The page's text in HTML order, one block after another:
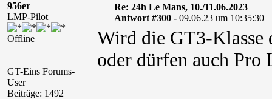
956er
LMP-Pilot
Offline
GT-Eins Forums-
User
Beiträge: 1492
Re: 24h Le Mans, 10./11.06.2023
Antwort #300 - 09.06.23 um 10:35:30
Wird die GT3-
oder dürfen auch Pro